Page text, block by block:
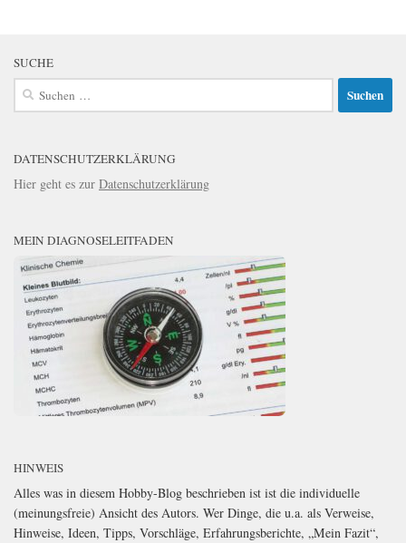
SUCHE
Suchen
nach:
DATENSCHUTZERKLÄRUNG
Hier geht es zur Datenschutzerklärung
MEIN DIAGNOSELEITFADEN
HINWEIS
Alles was in diesem Hobby-Blog beschrieben ist ist die individuelle
(meinungsfreie) Ansicht des Autors. Wer Dinge, die u.a. als Verweise,
Hinweise, Ideen, Tipps, Vorschläge, Erfahrungsberichte, „Mein Fazit“,